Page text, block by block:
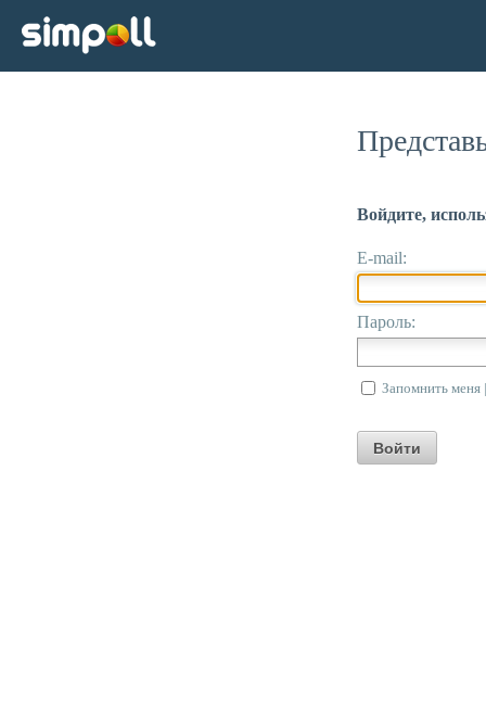
Войдите,
E-mail:
Пароль:
Запомнить меня